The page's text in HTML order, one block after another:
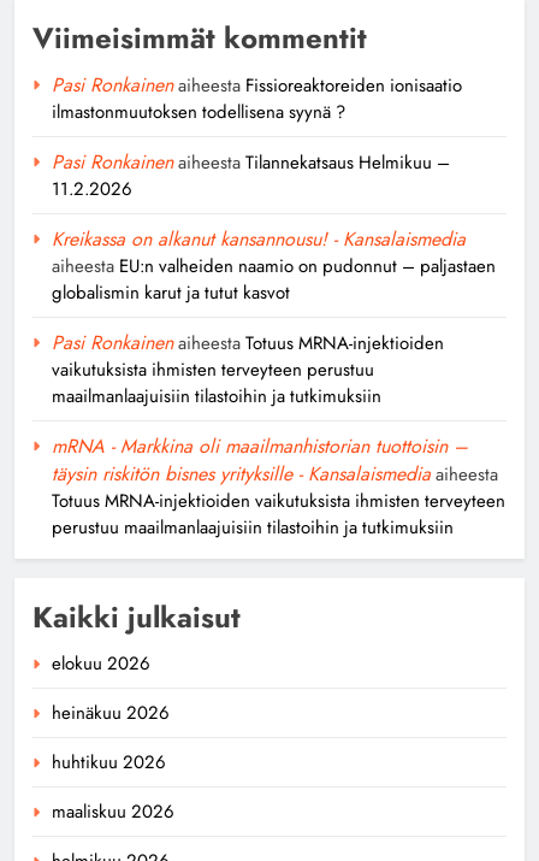
Viimeisimmät kommentit
Pasi Ronkainenaiheesta Fissioreaktoreiden ionisaatio
ilmastonmuutoksen todellisena syynä ?
Pasi RonkainenaiheestaTilannekatsaus Helmikuu –
11.2.2026
Kreikassa on alkanut kansannousu! - Kansalaismedia
aiheesta EU:n valheiden naamio on pudonnut – paljastaen
globalismin karut ja tutut kasvot
Pasi RonkainenaiheestaTotuus MRNA-injektioiden
vaikutuksista ihmisten terveyteen perustuu
maailmanlaajuisiin tilastoihin ja tutkimuksiin
mRNA - Markkina oli maailmanhistorian tuottoisin –
täysin riskitön bisnes yrityksille - Kansalaismediaaiheesta
Totuus MRNA-injektioiden vaikutuksista ihmisten terveyteen
perustuu maailmanlaajuisiin tilastoihin ja tutkimuksiin
Kaikki julkaisut
elokuu 2026
heinäkuu 2026
huhtikuu 2026
maaliskuu 2026